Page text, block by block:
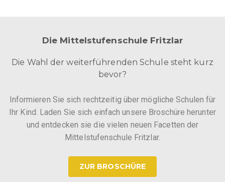
Die Mittelstufenschule Fritzlar
Die Wahl der weiterführenden Schule steht kurz
bevor?
Informieren Sie sich rechtzeitig über mögliche Schulen für
Ihr Kind. Laden Sie sich einfach unsere Broschüre herunter
und entdecken sie die vielen neuen Facetten der
Mittelstufenschule Fritzlar.
ZUR BROSCHÜRE